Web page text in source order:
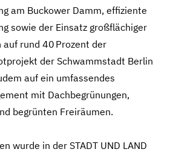
am Buckower Damm, effiziente
sowie der Einsatz großflächiger
rund 40 Prozent der
der Schwammstadt Berlin
auf ein umfassendes
mit Dachbegrünungen,
begrünten Freiräumen.
wurde in der STADT UND LAND